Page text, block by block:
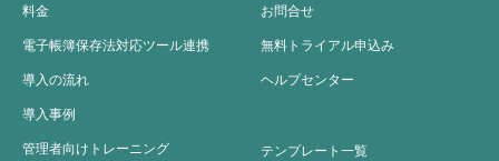
料金
電子帳簿保存法対応ツール連携
導入の流れ
導入事例
管理者向けトレーニング
お問合せ
無料トライアル申込み
ヘルプセンター
テンプレート一覧